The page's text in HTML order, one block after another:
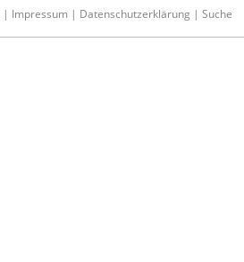
| Impressum | Datenschutzerklärung | Suche